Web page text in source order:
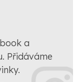
a
Přidáváme